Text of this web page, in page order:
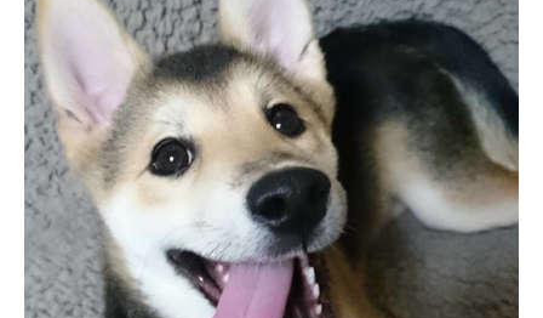
PECOアプリをダウンロード済みの方